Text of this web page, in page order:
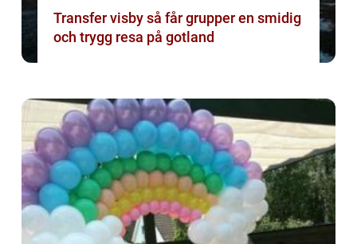
Transfer visby så får grupper en smidig
och trygg resa på gotland